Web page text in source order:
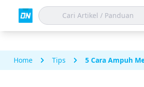
Home Tips 5 Cara Ampuh